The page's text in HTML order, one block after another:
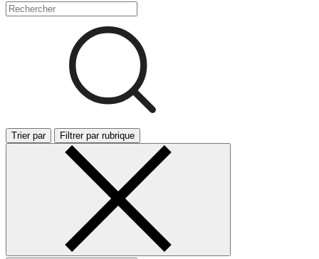
Trier par Filtrer par rubrique